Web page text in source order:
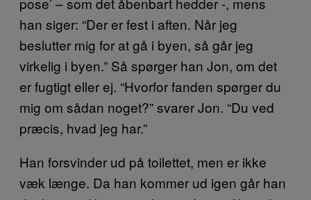
han siger: “Der er fest i aften. Når jeg
beslutter mig for at gå i byen, så går jeg
virkelig i byen.” Så spørger han Jon, om det
er fugtigt eller ej. “Hvorfor fanden spørger du
mig om sådan noget?” svarer Jon. “Du ved
præcis, hvad jeg har.”
Han forsvinder ud på toilettet, men er ikke
væk længe. Da han kommer ud igen går han